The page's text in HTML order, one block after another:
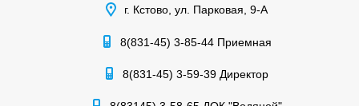
г. Кстово, ул. Парковая, 9-А
8(831-45) 3-85-44 Приемная
8(831-45) 3-59-39 Директор